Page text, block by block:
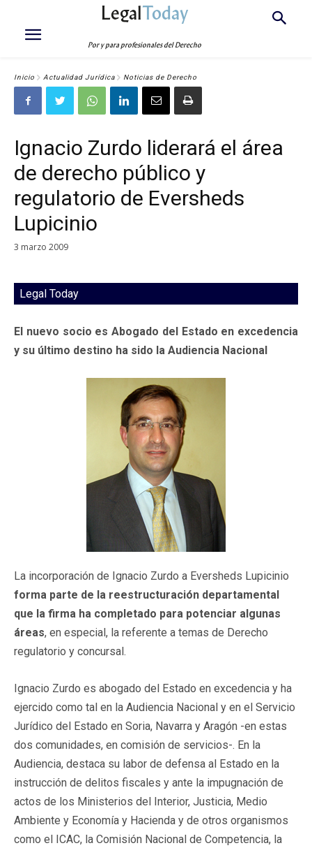
LegalToday
Por y para profesionales del Derecho
Inicio Actualidad Jurídica Noticias de Derecho
Ignacio Zurdo liderará el área
de derecho público y
regulatorio de Eversheds
Lupicinio
3 marzo 2009
Legal Today
El nuevo socio es Abogado del Estado en excedencia
y su último destino ha sido la Audiencia Nacional
La incorporación de Ignacio Zurdo a Eversheds Lupicinio
forma parte de la reestructuración departamental
que la firma ha completado para potenciar algunas
áreas, en especial, la referente a temas de Derecho
regulatorio y concursal.
Ignacio Zurdo es abogado del Estado en excedencia y ha
ejercido como tal en la Audiencia Nacional y en el Servicio
Jurídico del Estado en Soria, Navarra y Aragón -en estas
dos comunidades, en comisión de servicios-. En la
Audiencia, destaca su labor de defensa al Estado en la
instrucción de delitos fiscales y ante la impugnación de
actos de los Ministerios del Interior, Justicia, Medio
Ambiente y Economía y Hacienda y de otros organismos
como el ICAC, la Comisión Nacional de Competencia, la